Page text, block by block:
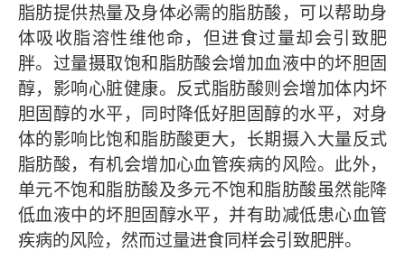
脂肪提供热量及身体必需的脂肪酸，可以帮助身
体吸收脂溶性维他命，但进食过量却会引致肥
胖。过量摄取饱和脂肪酸会增加血液中的坏胆固
醇，影响心脏健康。反式脂肪酸则会增加体内坏
胆固醇的水平，同时降低好胆固醇的水平，对身
体的影响比饱和脂肪酸更大，长期摄入大量反式
脂肪酸，有机会增加心血管疾病的风险。此外，
单元不饱和脂肪酸及多元不饱和脂肪酸虽然能降
低血液中的坏胆固醇水平，并有助减低患心血管
疾病的风险，然而过量进食同样会引致肥胖。